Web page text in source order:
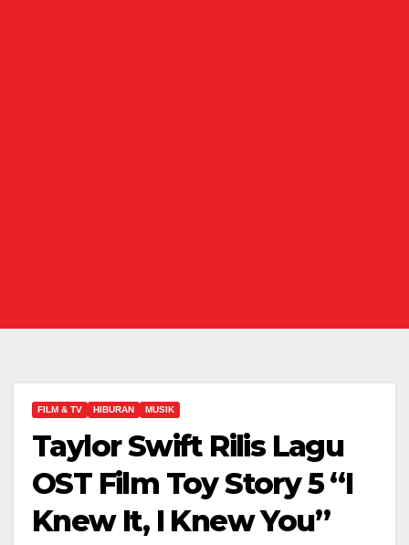
FILM & TV HIBURAN MUSIK
Taylor Swift Rilis Lagu
OST Film Toy Story 5 “I
Knew It, I Knew You”